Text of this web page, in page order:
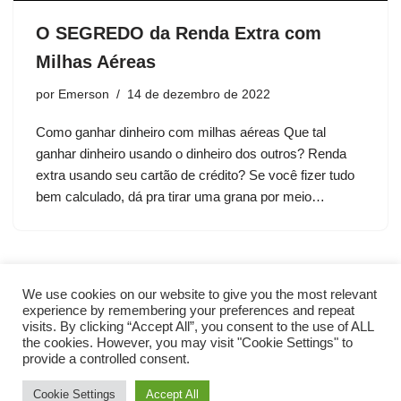
O SEGREDO da Renda Extra com
Milhas Aéreas
por Emerson 14 de dezembro de 2022
Como ganhar dinheiro com milhas aéreas Que tal
ganhar dinheiro usando o dinheiro dos outros? Renda
extra usando seu cartão de crédito? Se você fizer tudo
bem calculado, dá pra tirar uma grana por meio…
We use cookies on our website to give you the most relevant
experience by remembering your preferences and repeat
visits. By clicking “Accept All”, you consent to the use of ALL
the cookies. However, you may visit "Cookie Settings" to
provide a controlled consent.
Cookie Settings Accept All